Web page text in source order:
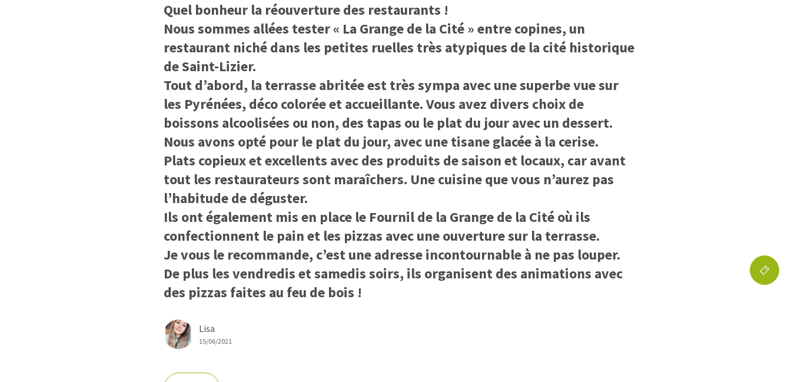
Quel bonheur la réouverture des restaurants !
Nous sommes allées tester « La Grange de la Cité » entre copines, un
restaurant niché dans les petites ruelles très atypiques de la cité historique
de Saint-Lizier.
Tout d’abord, la terrasse abritée est très sympa avec une superbe vue sur
les Pyrénées, déco colorée et accueillante. Vous avez divers choix de
boissons alcoolisées ou non, des tapas ou le plat du jour avec un dessert.
Nous avons opté pour le plat du jour, avec une tisane glacée à la cerise.
Plats copieux et excellents avec des produits de saison et locaux, car avant
tout les restaurateurs sont maraîchers. Une cuisine que vous n’aurez pas
l’habitude de déguster.
Ils ont également mis en place le Fournil de la Grange de la Cité où ils
confectionnent le pain et les pizzas avec une ouverture sur la terrasse.
Je vous le recommande, c’est une adresse incontournable à ne pas louper.
De plus les vendredis et samedis soirs, ils organisent des animations avec
des pizzas faites au feu de bois !
Lisa
15/06/2021